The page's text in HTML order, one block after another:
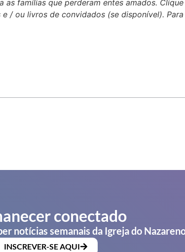
famílias que perderam entes amados.
/ ou livros de convidados (se disponível).
conectado
notícias semanais da Igreja do
INSCREVER-SE AQUI